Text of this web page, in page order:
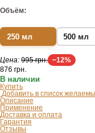
Объём:
250 мл 500 мл
Цена: 995 грн. −12%
876 грн.
В наличии
Купить
Добавить в список
Описание
Применение
Доставка и оплата
Гарантия
Отзывы